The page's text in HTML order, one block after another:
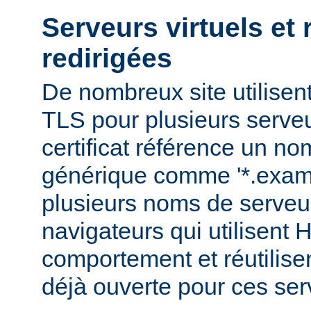
Serveurs virtuels et
redirigées
De nombreux site
TLS pour plusieurs
certificat référence un
générique comme
plusieurs noms de
navigateurs qui utilisent
comportement et
déjà ouverte pour ces